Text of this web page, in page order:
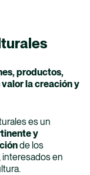
productos,
la creación y
es un
y
de los
interesados en